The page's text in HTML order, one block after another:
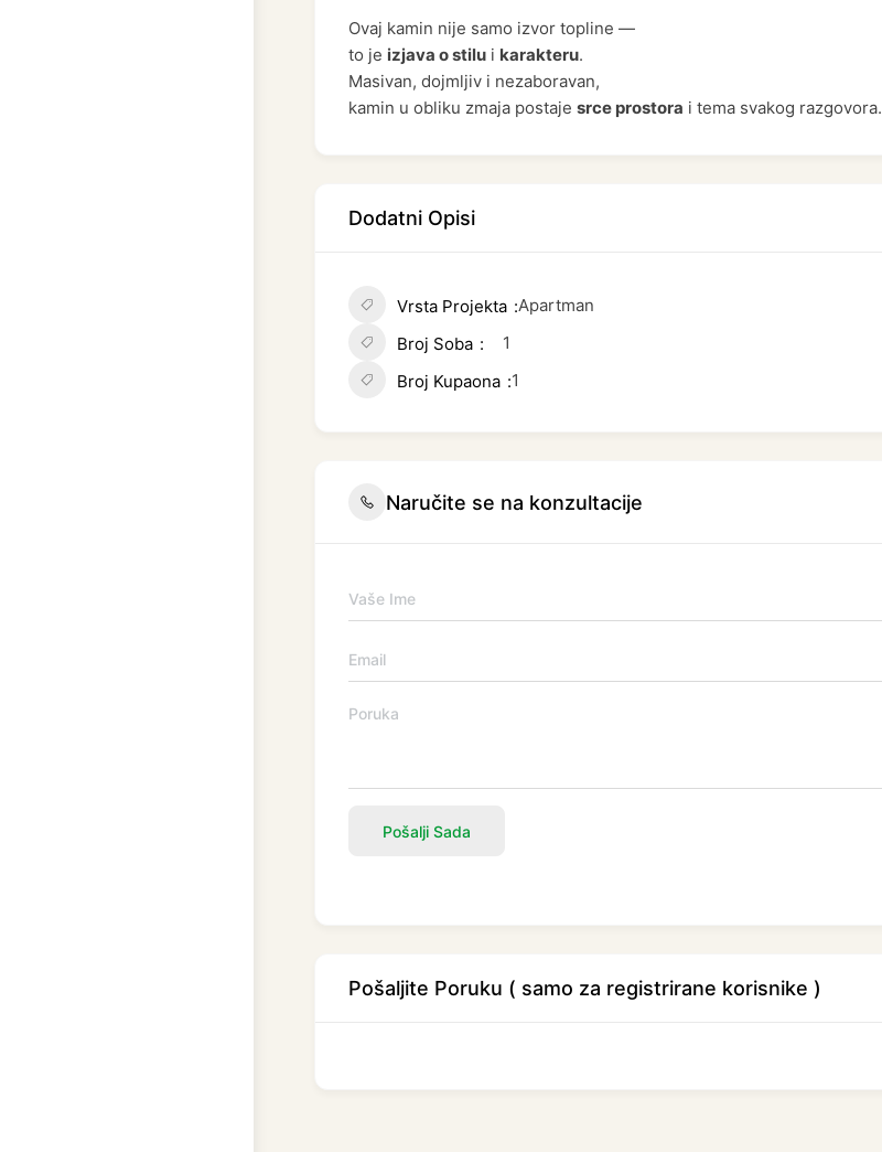
Ovaj kamin nije samo izvor topline —
to je izjava o stilu i karakteru.
Masivan, dojmljiv i nezaboravan,
kamin u obliku zmaja postaje srce prostora i tema svakog razgovora.
Dodatni Opisi
Vrsta Projekta Apartman
Broj Soba
1
Broj Kupaona 1
Naručite se na konzultacije
Pošalji Sada
Pošaljite Poruku ( samo za registrirane korisnike )